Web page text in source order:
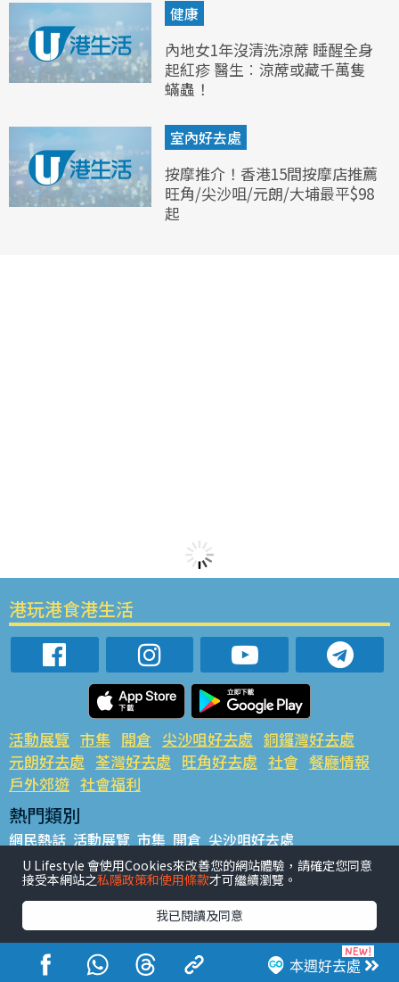
健康
內地女1年沒清洗涼蓆 睡醒全身
起紅疹 醫生︰涼蓆或藏千萬隻
蟎蟲！
室內好去處
按摩推介！香港15間按摩店推薦
旺角/尖沙咀/元朗/大埔最平$98
起
本週好去處
港玩港食港生活
活動展覽 市集 開倉 尖沙咀好去處 銅鑼灣好去處
元朗好去處 荃灣好去處 旺角好去處 社會 餐廳情報
戶外郊遊 社會福利
熱門類別
網民熱話 活動展覽 市集 開倉 尖沙咀好去處
銅鑼灣好去處 元朗好去處 荃灣好去處 旺角好去處 社會
餐廳情報 戶外郊遊
熱門標籤
#UGO搵好去處 #人氣活動推介 #美食社群熱話
#親子玩樂好去處
#ULifestyle應用程式
#限時搶
U Lifestyle 會使用Cookies來改善您的網站體驗，請確定您同意
接受本網站之私隱政策和使用條款才可繼續瀏覽。
我已閱讀及同意